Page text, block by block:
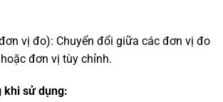
vị đo): Chuyển đổi giữa các đơn vị đo
đơn vị tùy chỉnh.
khi sử dụng: